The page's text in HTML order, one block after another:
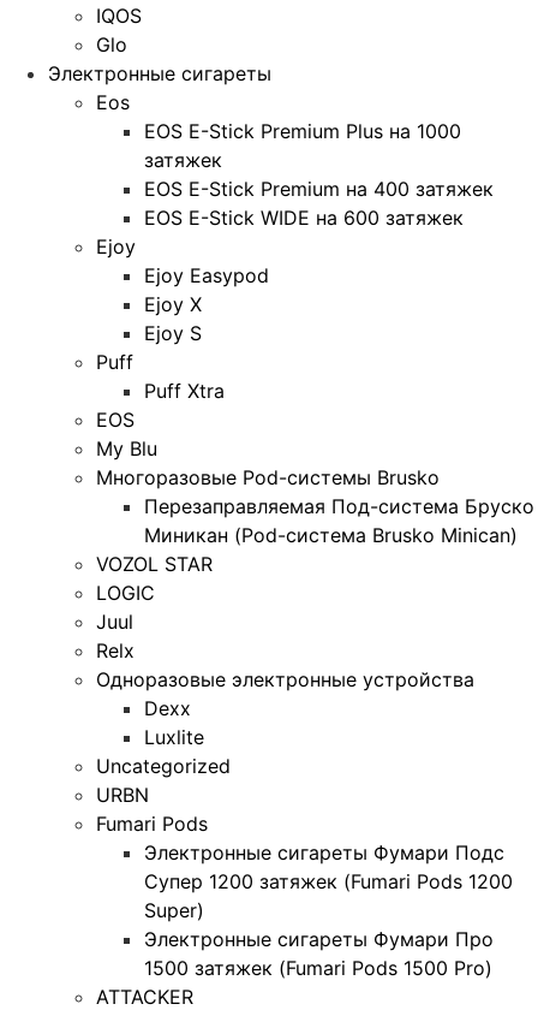
IQOS
Glo
Электронные сигареты
Eos
EOS E-Stick Premium Plus на 1000
затяжек
EOS E-Stick Premium на 400 затяжек
EOS E-Stick WIDE на 600 затяжек
Ejoy
Ejoy Easypod
Ejoy X
Ejoy S
Puff
Puff Xtra
EOS
My Blu
Многоразовые Pod-системы Brusko
Перезаправляемая Под-система Бруско
Миникан (Pod-система Brusko Minican)
VOZOL STAR
LOGIC
Juul
Relx
Одноразовые электронные устройства
Dexx
Luxlite
Uncategorized
URBN
Fumari Pods
Электронные сигареты Фумари Подс
Супер 1200 затяжек (Fumari Pods 1200
Super)
Электронные сигареты Фумари Про
1500 затяжек (Fumari Pods 1500 Pro)
ATTACKER